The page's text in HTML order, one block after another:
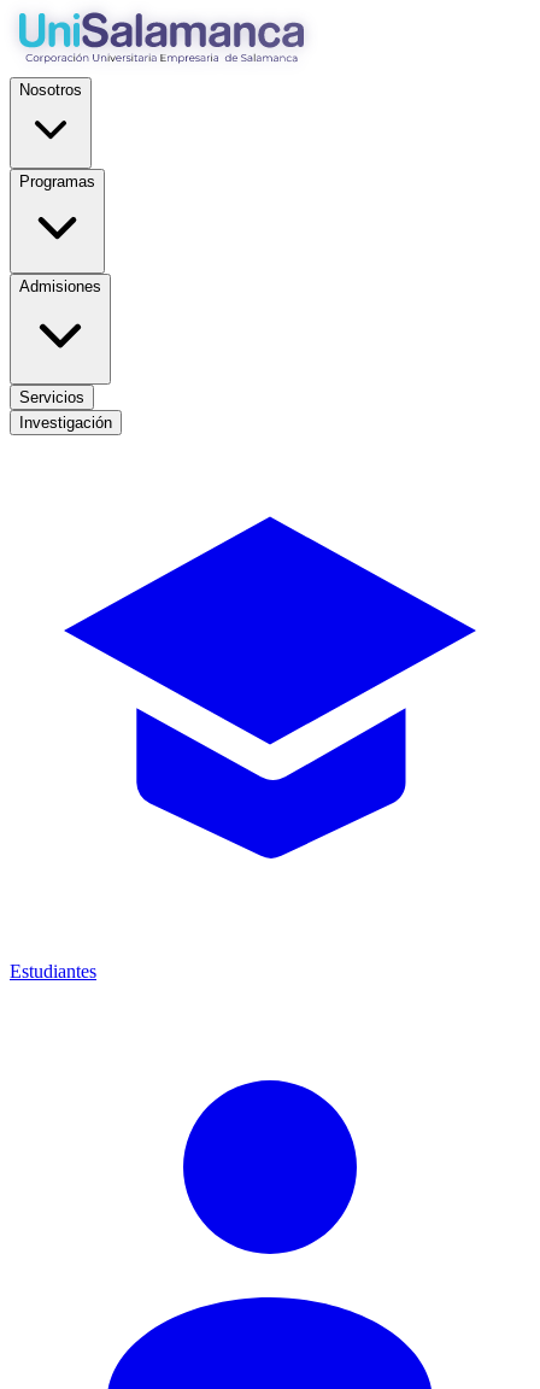
Nosotros
Programas
Admisiones
Servicios
Investigación
Estudiantes